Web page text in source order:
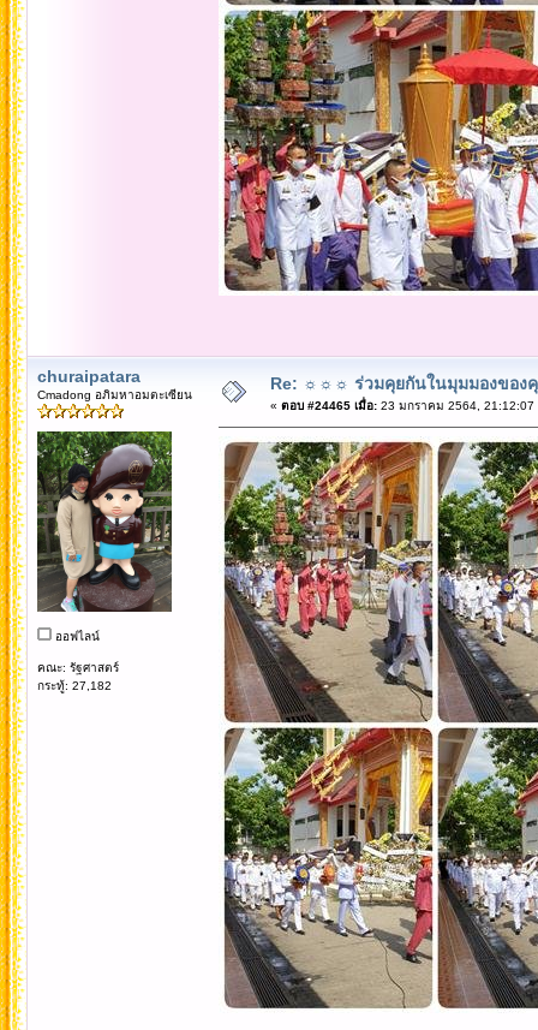
churaipatara
Cmadong อภิมหาอมตะเซียน
ออฟไลน์
คณะ: รัฐศาสตร์
กระทู้: 27,182
Re: ☼☼☼ ร่วมคุยกันในมุมมองของ
« ตอบ #24465 เมื่อ:23 มกราคม 2564, 21:12:07